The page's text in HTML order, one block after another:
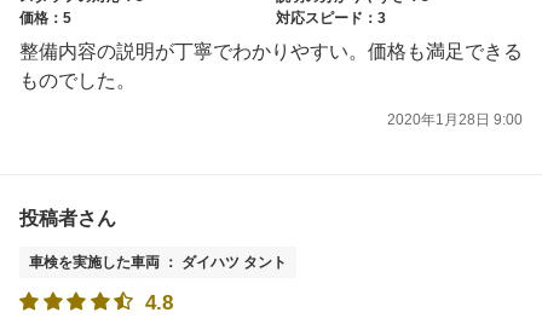
価格：5
対応スピード：3
整備内容の説明が丁寧でわかりやすい。価格も満足できる
ものでした。
2020年1月28日 9:00
投稿者さん
車検を実施した車両 ： ダイハツ タント
4.8